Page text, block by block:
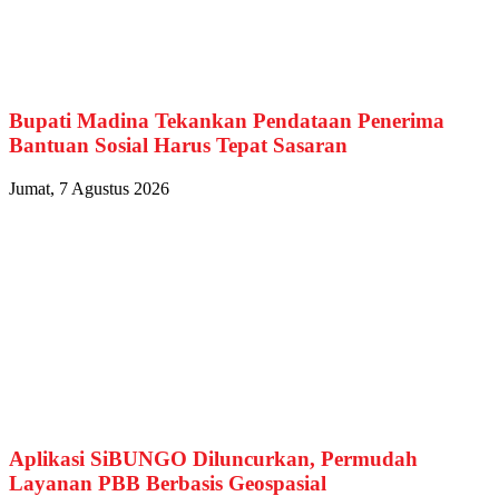
Bupati Madina Tekankan Pendataan Penerima
Bantuan Sosial Harus Tepat Sasaran
Jumat, 7 Agustus 2026
Aplikasi SiBUNGO Diluncurkan, Permudah
Layanan PBB Berbasis Geospasial